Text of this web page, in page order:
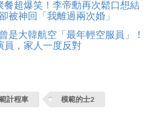
餐超爆笑！李帝勳再次鬆口想結
被神回「我離過兩次婚」
是大韓航空「最年輕空服員」！
員，家人一度反對
計程車 模範的士2